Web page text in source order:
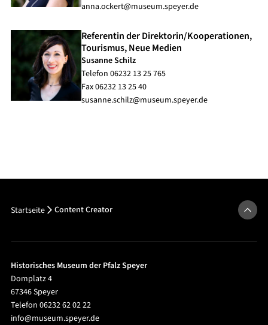
anna.ockert@museum.speyer.de
Referentin der Direktorin/Kooperationen,
Tourismus, Neue Medien
Susanne Schilz
Telefon 06232 13 25 765
Fax06232 13 25 40
susanne.schilz@museum.speyer.de
Startseite Content Creator
Historisches Museum der Pfalz Speyer
Domplatz 4
67346 Speyer
Telefon 06232 62 02 22
info@museum.speyer.de